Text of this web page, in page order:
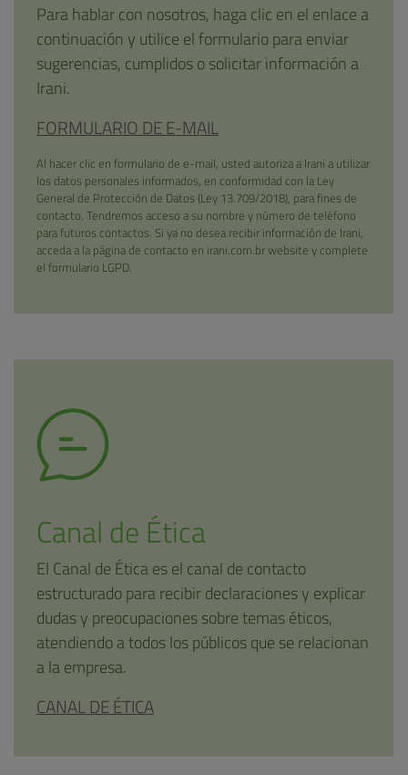
Para hablar con nosotros, haga clic en el enlace a
continuación y utilice el formulario para enviar
sugerencias, cumplidos o solicitar información a
Irani.
FORMULARIO DE E-MAIL
Al hacer clic en formulario de e-mail, usted autoriza a Irani a utilizar
los datos personales informados, en conformidad con la Ley
General de Protección de Datos (Ley 13.709/2018), para fines de
contacto. Tendremos acceso a su nombre y número de teléfono
para futuros contactos. Si ya no desea recibir información de Irani,
acceda a la página de contacto en irani.com.br website y complete
el formulario LGPD.
Canal de Ética
El Canal de Ética es el canal de contacto
estructurado para recibir declaraciones y explicar
dudas y preocupaciones sobre temas éticos,
atendiendo a todos los públicos que se relacionan
a la empresa.
CANAL DE ÉTICA